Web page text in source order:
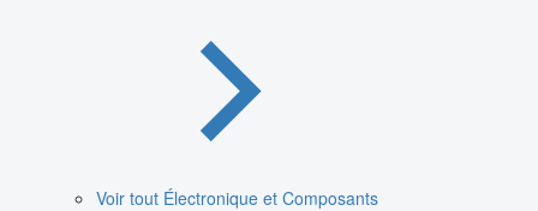
Voir tout Électronique et Composants